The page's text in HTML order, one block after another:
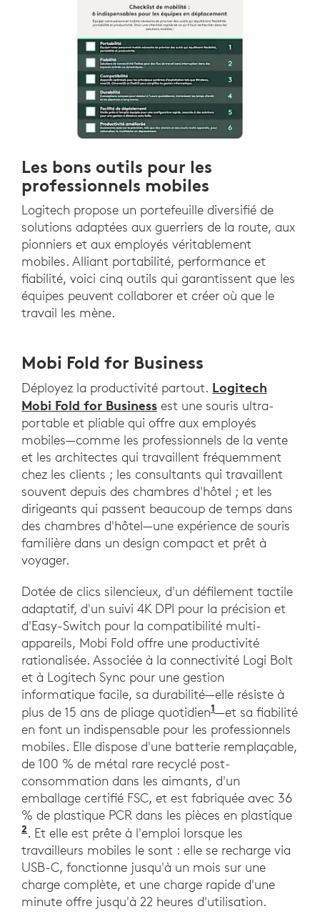
Les bons outils pour les
professionnels mobiles
Logitech propose un portefeuille diversifié de
solutions adaptées aux guerriers de la route, aux
pionniers et aux employés véritablement
mobiles. Alliant portabilité, performance et
fiabilité, voici cinq outils qui garantissent que les
équipes peuvent collaborer et créer où que le
travail les mène.
Mobi Fold for Business
Déployez la productivité partout. Logitech
Mobi Fold for Business est une souris ultra-
portable et pliable qui offre aux employés
mobiles—comme les professionnels de la vente
et les architectes qui travaillent fréquemment
chez les clients ; les consultants qui travaillent
souvent depuis des chambres d'hôtel ; et les
dirigeants qui passent beaucoup de temps dans
des chambres d'hôtel—une expérience de souris
familière dans un design compact et prêt à
voyager.
Dotée de clics silencieux, d'un défilement tactile
adaptatif, d'un suivi 4K DPI pour la précision et
d'Easy-Switch pour la compatibilité multi-
appareils, Mobi Fold offre une productivité
rationalisée. Associée à la connectivité Logi Bolt
et à Logitech Sync pour une gestion
informatique facile, sa durabilité—elle résiste à
plus de 15 ans de pliage quotidien1—et sa fiabilité
en font un indispensable pour les professionnels
mobiles. Elle dispose d'une batterie remplaçable,
de 100 % de métal rare recyclé post-
consommation dans les aimants, d'un
emballage certifié FSC, et est fabriquée avec 36
% de plastique PCR dans les pièces en plastique
2. Et elle est prête à l'emploi lorsque les
travailleurs mobiles le sont : elle se recharge via
USB-C, fonctionne jusqu'à un mois sur une
charge complète, et une charge rapide d'une
minute offre jusqu'à 22 heures d'utilisation.